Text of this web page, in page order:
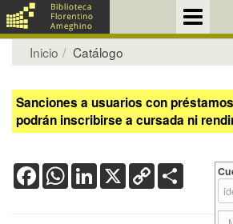
Inicio Catálogo
Sanciones a usuarios con
podrán inscribirse a cursada ni
FacebookWhatsApp
LinkedIn
X Copy
Link